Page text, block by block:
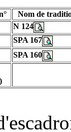
Nom de
N 124
SPA 167
SPA 160